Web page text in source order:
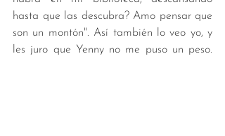
hasta que las descubra? Amo pensar que
son un montón". Así también lo veo yo, y
les juro que Yenny no me puso un peso.